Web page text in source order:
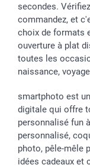
secondes.
commandez, et
choix de formats
ouverture à plat
toutes les
naissance,
smartphoto est
digitale qui offre
personnalisé fun
personnalisé,
photo, pêle-mêle
idées cadeaux et